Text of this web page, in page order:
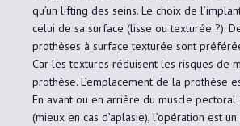
qu’un lifting des seins. Le choix de
celui de sa surface (lisse ou texturée ?).
prothèses à surface texturée sont
Car les textures réduisent les risques de
prothèse. L’emplacement de la prothèse
En avant ou en arrière du muscle
(mieux en cas d’aplasie), l’opération est